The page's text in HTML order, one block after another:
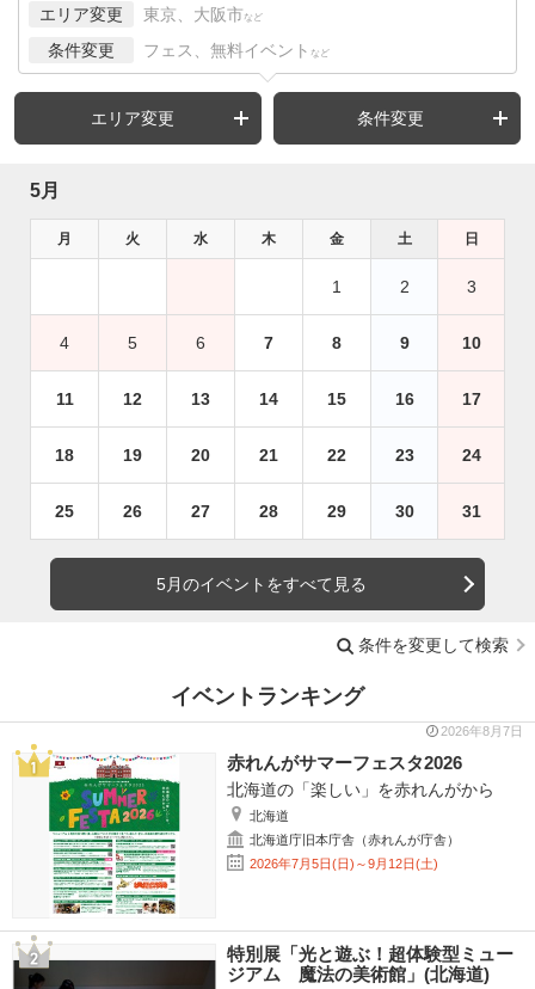
エリア変更 東京、大阪市 など
条件変更 フェス、無料イベント など
エリア変更 条件変更
5月
月 火 水 木 金 土 日
1 2 3
4 5 6 7 8 9 10
11 12 13 14 15 16 17
18 19 20 21 22 23 24
25 26 27 28 29 30 31
5月のイベントをすべて見る
条件を変更して検索
イベントランキング
2026年8月7日
赤れんがサマーフェスタ2026
北海道の「楽しい」を赤れんがから
北海道
北海道庁旧本庁舎（赤れんが庁舎）
2026年7月5日(日)～9月12日(土)
特別展「光と遊ぶ！超体験型ミュー
ジアム 魔法の美術館」(北海道)